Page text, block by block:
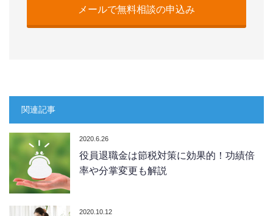
メールで無料相談の申込み
関連記事
2020.6.26
役員退職金は節税対策に効果的！功績倍
率や分掌変更も解説
2020.10.12